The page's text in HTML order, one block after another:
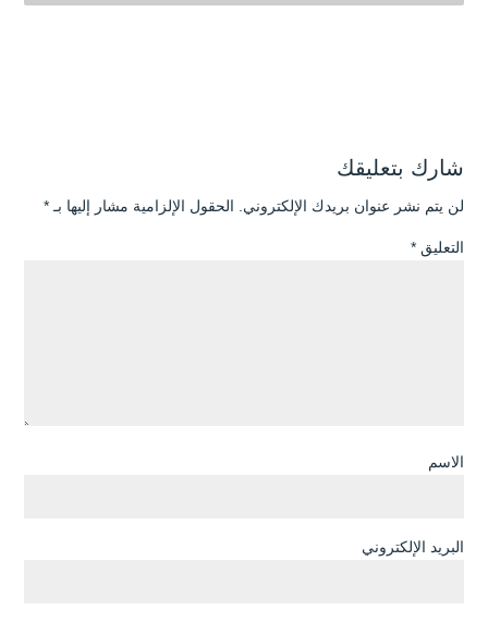
شارك بتعليقك
لن يتم نشر عنوان بريدك الإلكتروني. الحقول الإلزامية مشار إليها بـ *
التعليق *
الاسم
البريد الإلكتروني